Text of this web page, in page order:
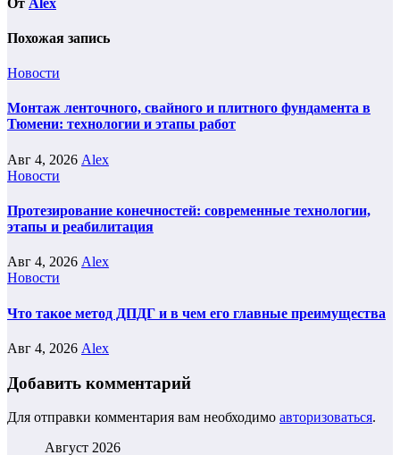
Похожая запись
Новости
Монтаж ленточного, свайного и плитного фундамента в
Тюмени: технологии и этапы работ
Авг 4, 2026 Alex
Новости
Протезирование конечностей: современные технологии,
этапы и реабилитация
Авг 4, 2026 Alex
Новости
Что такое метод ДПДГ и в чем его главные преимущества
Авг 4, 2026 Alex
Добавить комментарий
Для отправки комментария вам необходимо авторизоваться.
Август 2026